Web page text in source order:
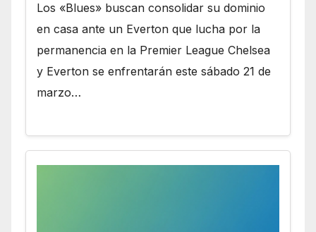
Los «Blues» buscan consolidar su dominio
en casa ante un Everton que lucha por la
permanencia en la Premier League Chelsea
y Everton se enfrentarán este sábado 21 de
marzo…